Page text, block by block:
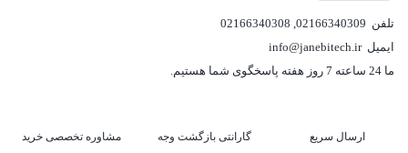
تلفن 02166340309
02166340308
ایمیلinfo@janebitech.ir
ما 24 ساعته 7 روز هفته پاسخگوی شما هستیم.
ارسال سریع گارانتی بازگشت وجه مشاوره تخصصی خرید